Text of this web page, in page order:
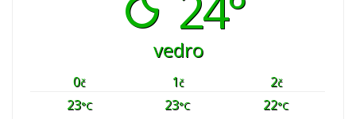
vedro
0č 1č 2č
23°C 23°C 22°C